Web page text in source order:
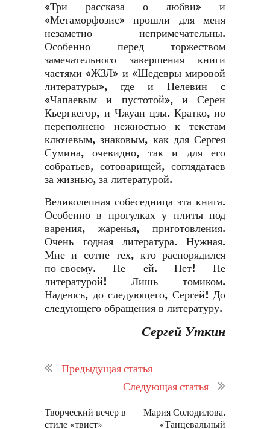
«Три рассказа о любви» и
«Метаморфозис» прошли для меня
незаметно – непримечательны.
Особенно перед торжеством
замечательного завершения книги
частями «ЖЗЛ» и «Шедевры мировой
литературы», где и Пелевин с
«Чапаевым и пустотой», и Серен
Кьергкегор, и Чжуан-цзы. Кратко, но
переполнено нежностью к текстам
ключевым, знаковым, как для Сергея
Сумина, очевидно, так и для его
собратьев, сотоварищей, соглядатаев
за жизнью, за литературой.
Великолепная собеседница эта книга.
Особенно в прогулках у плиты под
варения, жаренья, приготовления.
Очень годная литература. Нужная.
Мне и сотне тех, кто распорядился
по-своему. Не ей. Нет! Не
литературой! Лишь томиком.
Надеюсь, до следующего, Сергей! До
следующего обращения в литературу.
Сергей Уткин
Предыдущая статья
Следующая статья
Творческий вечер в
стиле «твист»
Мария Солодилова.
«Танцевальный